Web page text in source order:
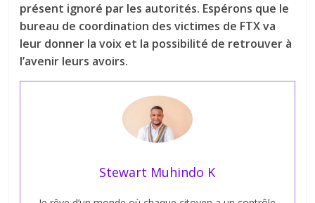
présent ignoré par les autorités. Espérons que le
bureau de coordination des victimes de FTX va
leur donner la voix et la possibilité de retrouver à
l’avenir leurs avoirs.
Stewart Muhindo K